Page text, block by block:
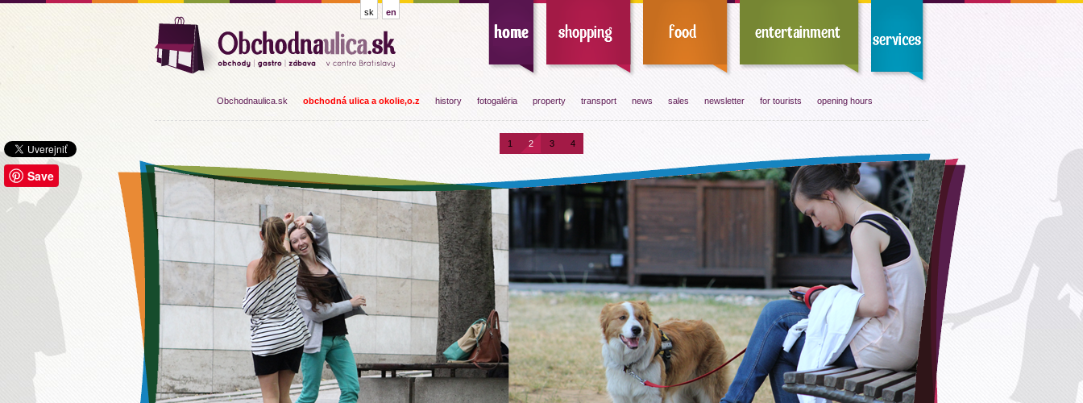
Save
sk en
Obchodnaulica.sk obchodná ulica a okolie,o.z history fotogaléria property transport news sales newsletter for tourists opening hours
1 2 3 4